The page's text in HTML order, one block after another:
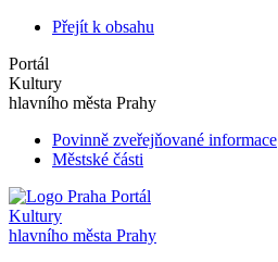
Přejít k obsahu
Portál
Kultury
hlavního města Prahy
Povinně zveřejňované informace
Městské části
Portál
Kultury
hlavního města Prahy